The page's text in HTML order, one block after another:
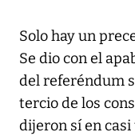
Solo hay un
Se dio con el
del referéndum
tercio de los
dijeron sí en casi